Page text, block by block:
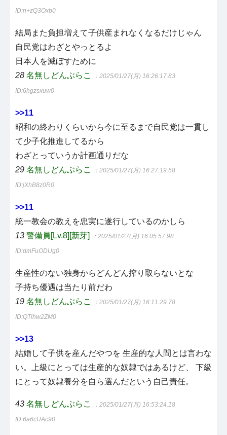
ID:n+zQ3Oxb0
結局また負担増えて子供産まれなくなるだけじゃん
自民党はわざとやっとるよ
日本人を滅ぼすために
28 名無しどんぶらこ ：2025/01/27(月) 16:26:17.83
ID:6hgzsxuw0
>>11
昭和の終わりくらいから今に至るまで自民党は一貫し
て少子化推進してるから
わざとっていうか計画通りだな
29 名無しどんぶらこ ：2025/01/27(月) 16:27:19.58
ID:jXhB8z0R0
>>11
統一教会の教えを忠実に遂行しているのかしら
13 警備員[Lv.8][新芽] ：2025/01/27(月) 16:05:57.98
ID:dmFuODUg0
生産性のない独身からどんどん搾り取らないとな
子持ち優遇は当たり前だわ
19 名無しどんぶらこ ：2025/01/27(月) 16:11:29.78
ID:QTihw2ZM0
>>13
結婚して子供を産んだやつを 生産的な人間とは言わな
い。上級にとっては生産的な奴隷ではあるけど、 下級
にとって奴隷養分を自ら選んだという自己責任。
43 名無しどんぶらこ ：2025/01/27(月) 16:53:24.18
ID:6a6cUAc90